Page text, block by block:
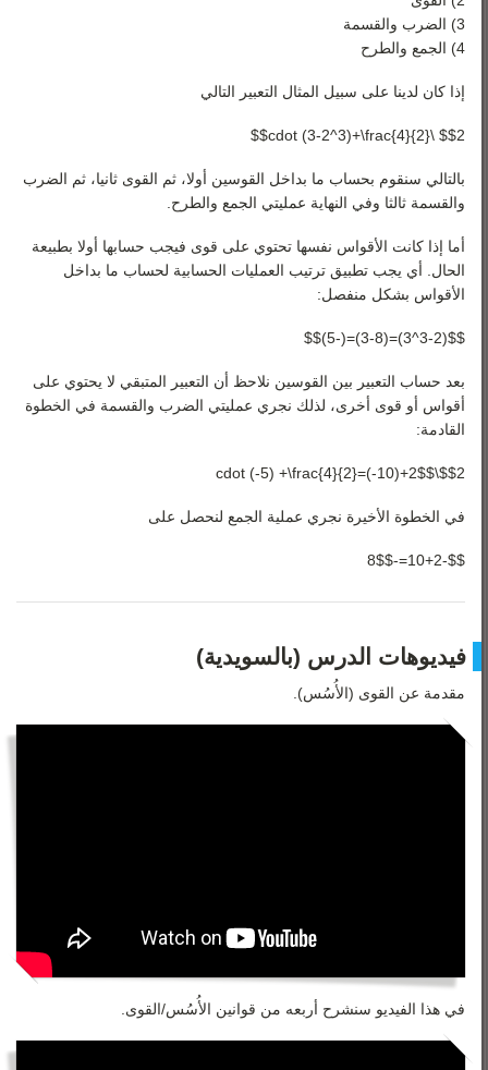
3) الضرب والقسمة
4) الجمع والطرح
إذا كان لدينا على سبيل المثال التعبير التالي
$$2 \cdot (3-2^3)+\frac{4}{2}$$
بالتالي سنقوم بحساب ما بداخل القوسين أولا، ثم القوى ثانيا، ثم الضرب
والقسمة ثالثا وفي النهاية عمليتي الجمع والطرح.
أما إذا كانت الأقواس نفسها تحتوي على قوى فيجب حسابها أولا بطبيعة
الحال. أي يجب تطبيق ترتيب العمليات الحسابية لحساب ما بداخل
الأقواس بشكل منفصل:
$$(3-2^3)=(3-8)=(-5)$$
بعد حساب التعبير بين القوسين نلاحظ أن التعبير المتبقي لا يحتوي على
أقواس أو قوى أخرى، لذلك نجري عمليتي الضرب والقسمة في الخطوة
القادمة:
$$2\cdot (-5) +\frac{4}{2}=(-10)+2$$
في الخطوة الأخيرة نجري عملية الجمع لنحصل على
$$-10+2=-8$$
فيديوهات الدرس (بالسويدية)
مقدمة عن القوى (الأُسُس).
في هذا الفيديو سنشرح أربعه من قوانين الأُسُس/القوى.